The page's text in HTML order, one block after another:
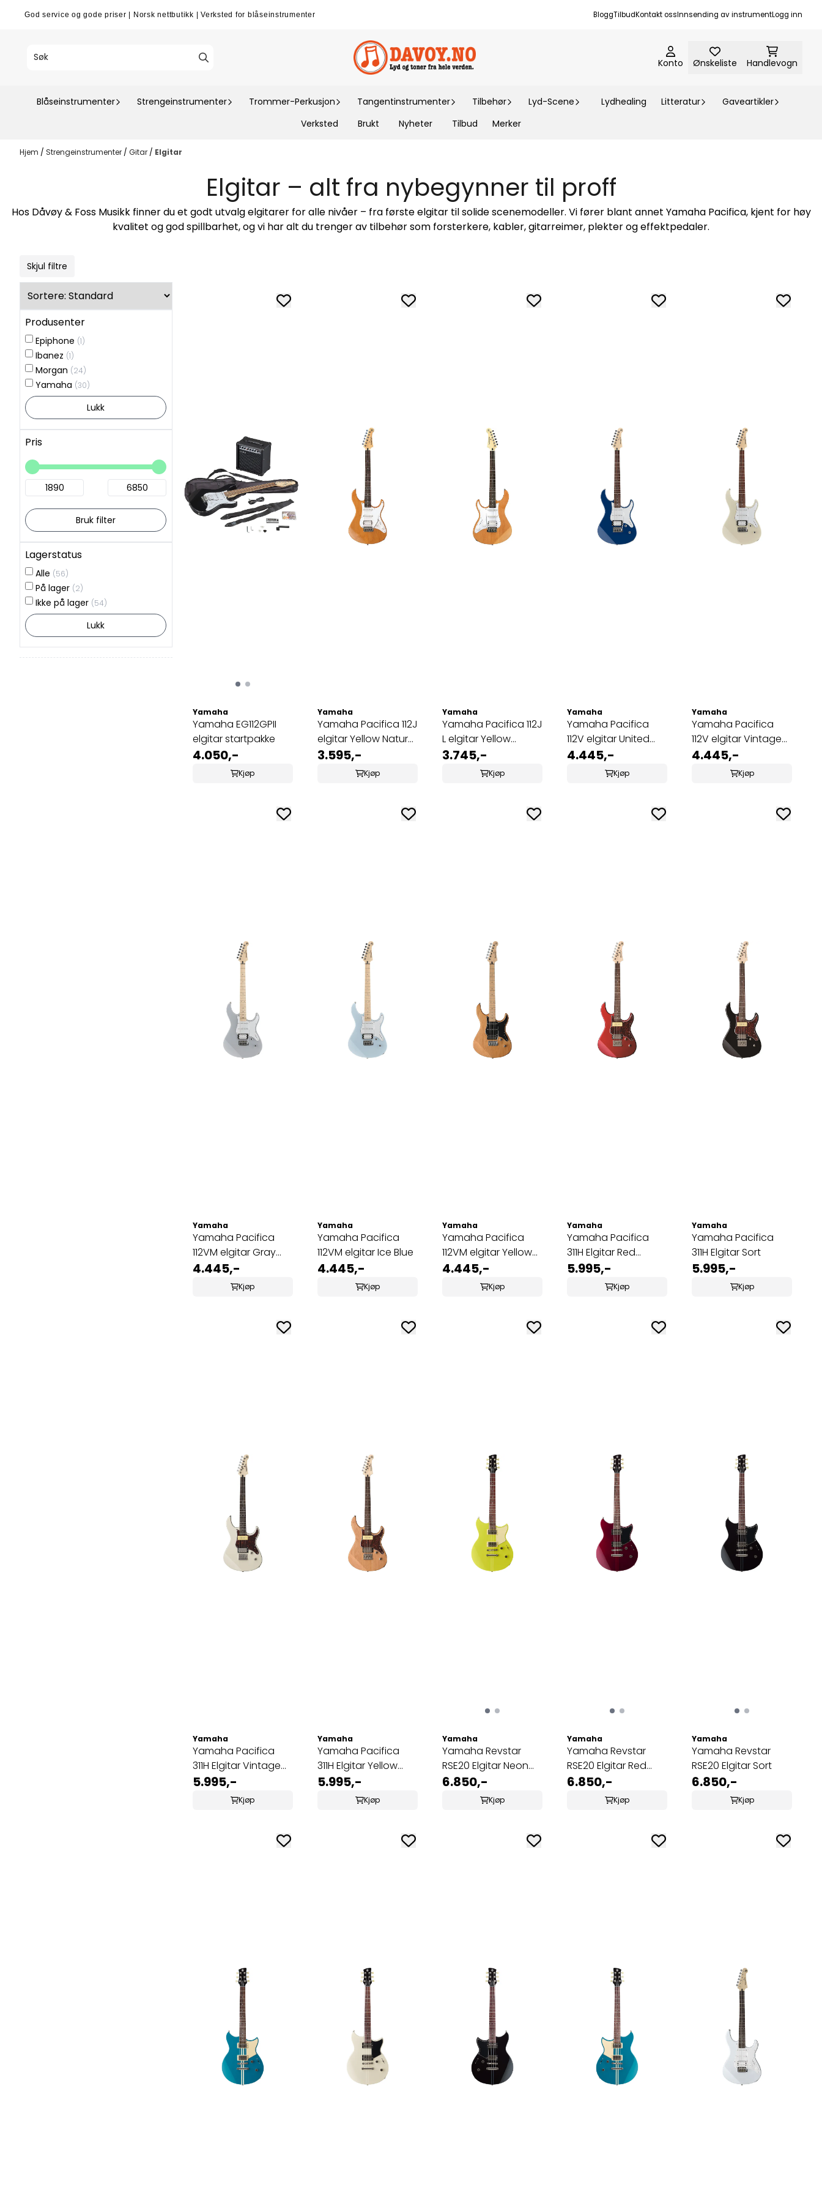
Hopp til innhold
God service og gode priser Norsk nettbutikk Verksted for blåseinstrumenter BloggTilbudKontakt ossInnsending av instrumentLogg inn
Konto Ønskeliste Handlevogn
Blåseinstrumenter Strengeinstrumenter Trommer-Perkusjon Tangentinstrumenter Tilbehør Lyd-Scene Lydhealing Litteratur
Gaveartikler
Verksted
Brukt Nyheter Tilbud Merker
Hjem / Strengeinstrumenter / Gitar / Elgitar
Elgitar – alt fra nybegynner til proff
Hos Dåvøy & Foss Musikk finner du et godt utvalg elgitarer for alle nivåer – fra første elgitar til solide scenemodeller. Vi fører blant annet Yamaha Pacifica, kjent for høy
kvalitet og god spillbarhet, og vi har alt du trenger av tilbehør som forsterkere, kabler, gitarreimer, plekter og effektpedaler.
Skjul filtre
Produsenter
Epiphone (1)
Ibanez (1)
Morgan (24)
Yamaha (30)
Lukk
Pris
Bruk filter
Lagerstatus
Alle (56)
På lager (2)
Ikke på lager (54)
Lukk
Yamaha
Yamaha EG112GPII
elgitar startpakke
4.050,-
Kjøp
Yamaha
Yamaha Pacifica 112J
elgitar Yellow Natural
Satin
3.595,-
Kjøp
Yamaha
Yamaha Pacifica 112J
L elgitar Yellow
Natural Satin
venstrehåndsgitar
3.745,-
Kjøp
Yamaha
Yamaha Pacifica
112V elgitar United
Blue
4.445,-
Kjøp
Yamaha
Yamaha Pacifica
112V elgitar Vintage
White
4.445,-
Kjøp
Yamaha
Yamaha Pacifica
112VM elgitar Gray
Metallic
4.445,-
Kjøp
Yamaha
Yamaha Pacifica
112VM elgitar Ice Blue
4.445,-
Kjøp
Yamaha
Yamaha Pacifica
112VM elgitar Yellow
Natural Satin
4.445,-
Kjøp
Yamaha
Yamaha Pacifica
311H Elgitar Red
Metallic
5.995,-
Kjøp
Yamaha
Yamaha Pacifica
311H Elgitar Sort
5.995,-
Kjøp
Yamaha
Yamaha Pacifica
311H Elgitar Vintage
White
5.995,-
Kjøp
Yamaha
Yamaha Pacifica
311H Elgitar Yellow
Natural Satin
5.995,-
Kjøp
Yamaha
Yamaha Revstar
RSE20 Elgitar Neon
Yellow
6.850,-
Kjøp
Yamaha
Yamaha Revstar
RSE20 Elgitar Red
Copper
6.850,-
Kjøp
Yamaha
Yamaha Revstar
RSE20 Elgitar Sort
6.850,-
Kjøp